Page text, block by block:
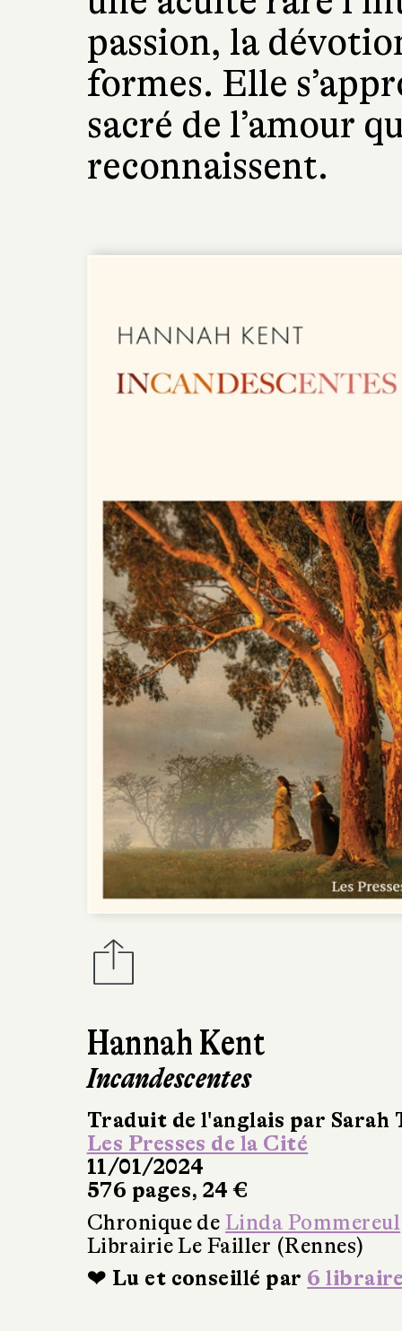
Hannah Kent
Incandescentes
Traduit de l'anglais par Sarah
Les Presses de la Cité
11/01/2024
576 pages, 24 €
Chronique de Linda Pommereul
Librairie Le Failler (Rennes)
❤ Lu et conseillé par 6
passion, la
formes. Elle
sacré de l’amour
reconnaissent.